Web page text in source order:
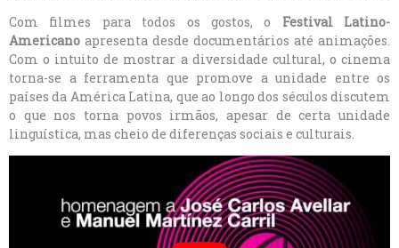
Com filmes para todos os gostos, o Festival
Latino-
Americano apresenta desde documentários até animações.
Com o intuito de mostrar a diversidade cultural, o cinema
torna-se a ferramenta que promove a unidade entre os
países da América Latina, que ao longo dos séculos discutem
o que nos torna povos irmãos, apesar de certa unidade
linguística, mas cheio de diferenças sociais e culturais.